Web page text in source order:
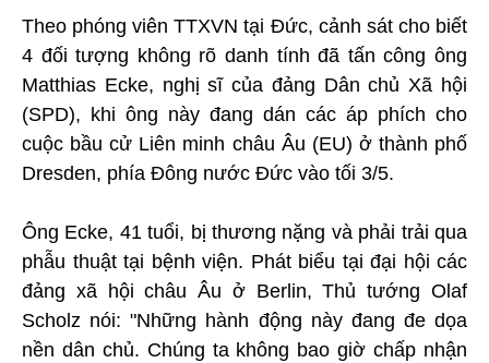
Theo phóng viên TTXVN tại Đức, cảnh sát cho biết
4 đối tượng không rõ danh tính đã tấn công ông
Matthias Ecke, nghị sĩ của đảng Dân chủ Xã hội
(SPD), khi ông này đang dán các áp phích cho
cuộc bầu cử Liên minh châu Âu (EU) ở thành phố
Dresden, phía Đông nước Đức vào tối 3/5.
Ông Ecke, 41 tuổi, bị thương nặng và phải trải qua
phẫu thuật tại bệnh viện. Phát biểu tại đại hội các
đảng xã hội châu Âu ở Berlin, Thủ tướng Olaf
Scholz nói: "Những hành động này đang đe dọa
nền dân chủ. Chúng ta không bao giờ chấp nhận